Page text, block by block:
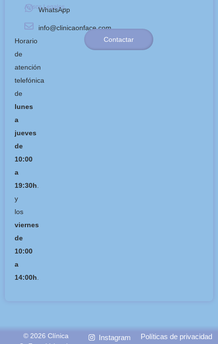
WhatsApp
info@clinicaonface.com
Horario
de
atención
telefónica
de
lunes
a
jueves
de
10:00
a
19:30h
y
los
viernes
de
10:00
a
14:00h
Avisos Legales.
Contactar
© 2026 Clínica
Instagram
Políticas de privacidad